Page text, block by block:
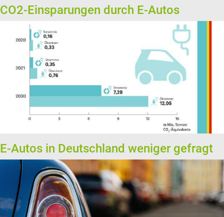
CO2-Einsparungen durch E-Autos
E-Autos in Deutschland weniger gefragt